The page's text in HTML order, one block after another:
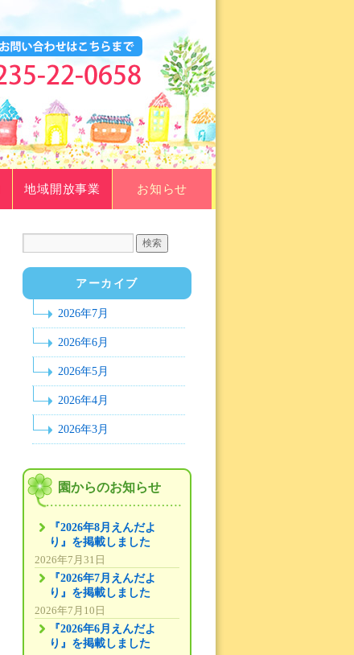
地域開放事業 お知らせ
アーカイブ
2026年7月
2026年6月
2026年5月
2026年4月
2026年3月
園からのお知らせ
『2026年8月えんだよ
り』を掲載しました
2026年7月31日
『2026年7月えんだよ
り』を掲載しました
2026年7月10日
『2026年6月えんだよ
り』を掲載しました